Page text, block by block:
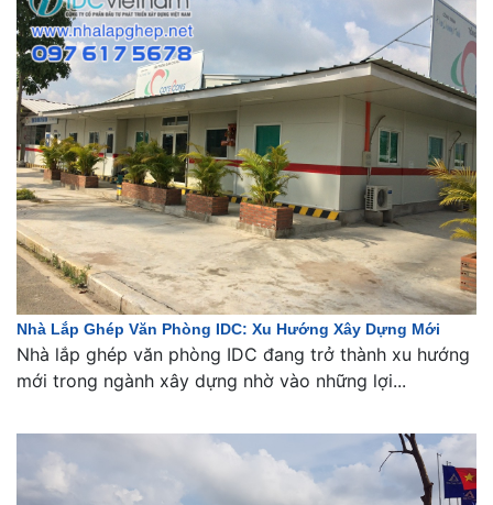
Nhà Lắp Ghép Văn Phòng IDC: Xu Hướng Xây Dựng Mới
Nhà lắp ghép văn phòng IDC đang trở thành xu hướng
mới trong ngành xây dựng nhờ vào những lợi...